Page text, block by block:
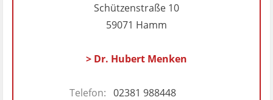
Schützenstraße 10
59071 Hamm
> Dr. Hubert Menken
Telefon: 02381 988448